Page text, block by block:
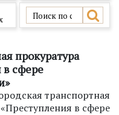
прокуратура
в сфере
транспортная
в сфере